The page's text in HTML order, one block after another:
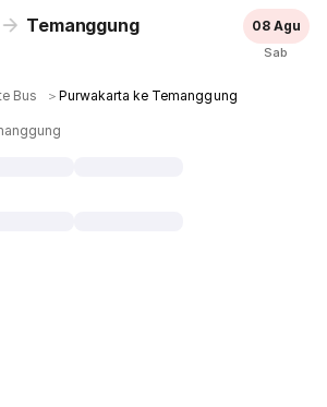
Temanggung 08 Agu
Sab
Bus ＞Purwakarta ke Temanggung